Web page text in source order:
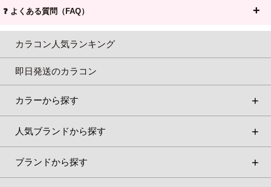
❓ よくある質問（FAQ）
カラコン人気ランキング
即日発送のカラコン
カラーから探す
人気ブランドから探す
ブランドから探す